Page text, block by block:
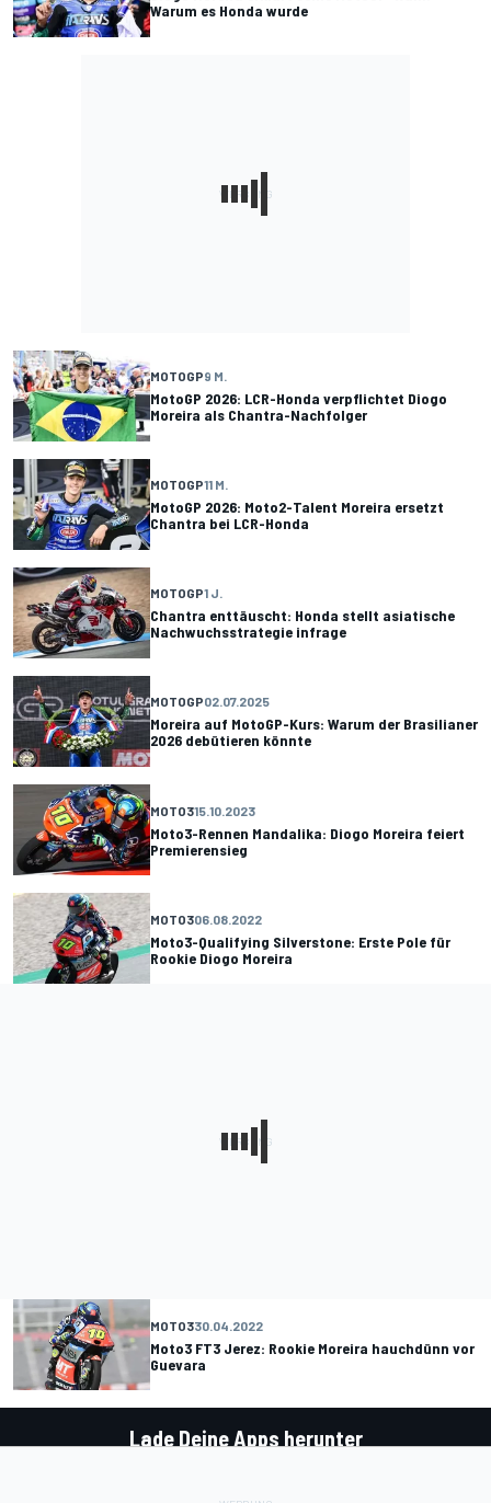
Warum es Honda wurde
MOTOGP9 M.
MotoGP 2026: LCR-Honda verpflichtet Diogo
Moreira als Chantra-Nachfolger
MOTOGP11 M.
MotoGP 2026: Moto2-Talent Moreira ersetzt
Chantra bei LCR-Honda
MOTOGP1 J.
Chantra enttäuscht: Honda stellt asiatische
Nachwuchsstrategie infrage
MOTOGP02.07.2025
Moreira auf MotoGP-Kurs: Warum der Brasilianer
2026 debütieren könnte
MOTO315.10.2023
Moto3-Rennen Mandalika: Diogo Moreira feiert
Premierensieg
MOTO306.08.2022
Moto3-Qualifying Silverstone: Erste Pole für
Rookie Diogo Moreira
MOTO330.04.2022
Moto3 FT3 Jerez: Rookie Moreira hauchdünn vor
Guevara
Lade Deine Apps herunter